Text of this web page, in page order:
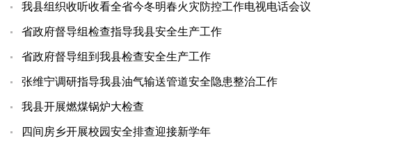
我县组织收听收看全省今冬明春火灾防控工作电视电话会议
省政府督导组检查指导我县安全生产工作
省政府督导组到我县检查安全生产工作
张维宁调研指导我县油气输送管道安全隐患整治工作
我县开展燃煤锅炉大检查
四间房乡开展校园安全排查迎接新学年